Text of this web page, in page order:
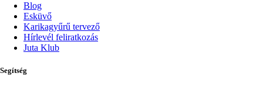
Blog
Esküvő
Karikagyűrű tervező
Hírlevél feliratkozás
Juta Klub
Segítség